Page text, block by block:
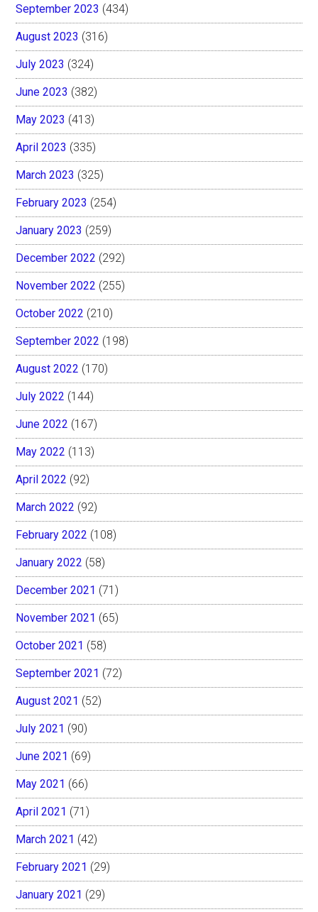
September 2023 (434)
August 2023 (316)
July 2023 (324)
June 2023 (382)
May 2023 (413)
April 2023 (335)
March 2023 (325)
February 2023 (254)
January 2023 (259)
December 2022 (292)
November 2022 (255)
October 2022 (210)
September 2022 (198)
August 2022 (170)
July 2022 (144)
June 2022 (167)
May 2022 (113)
April 2022 (92)
March 2022 (92)
February 2022 (108)
January 2022 (58)
December 2021 (71)
November 2021 (65)
October 2021 (58)
September 2021 (72)
August 2021 (52)
July 2021 (90)
June 2021 (69)
May 2021 (66)
April 2021 (71)
March 2021 (42)
February 2021 (29)
January 2021 (29)